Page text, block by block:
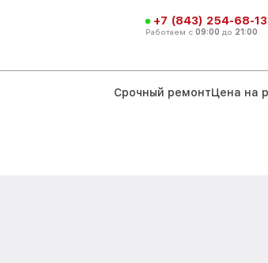
+7 (843) 254-68-13
Работаем с 09:00 до 21:00
Срочный ремонтЦена на